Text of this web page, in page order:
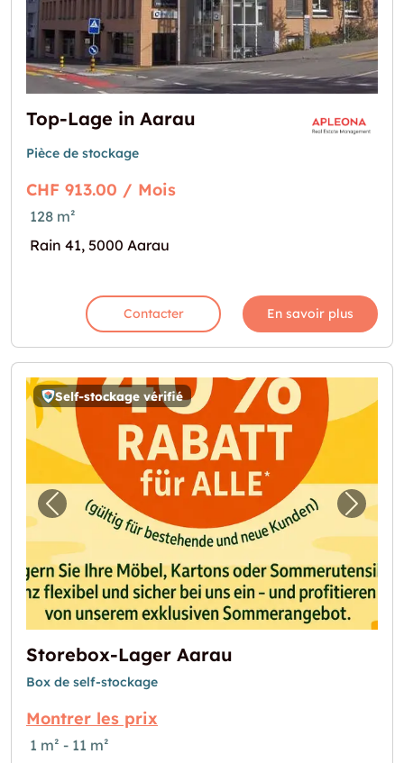
Top-Lage in Aarau
Pièce de stockage
CHF 913.00 / Mois
128 m²
Rain 41, 5000 Aarau
Contacter En savoir plus
Self-stockage vérifié
Image précédente pour "Storebox-Lager
Storebox-Lager Aarau
Box de self-stockage
Montrer les prix
1 m² - 11 m²